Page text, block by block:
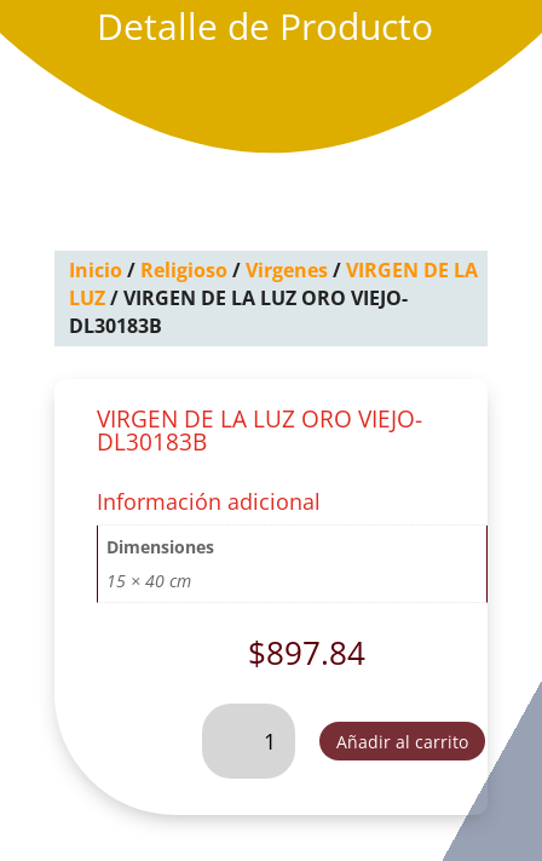
Detalle de Producto
Inicio/ Religioso/Virgenes/VIRGEN DE LA
LUZ/ VIRGEN DE LA LUZ ORO VIEJO-
DL30183B
VIRGEN DE LA LUZ ORO VIEJO-
DL30183B
Información adicional
Dimensiones
15 × 40 cm
$897.84
VIRGEN
LA
ORO
Añadir al carrito